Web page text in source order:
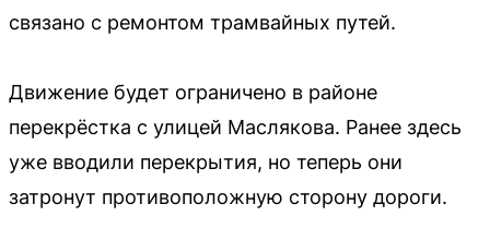
связано с ремонтом трамвайных путей.
Движение будет ограничено в районе
перекрёстка с улицей Маслякова. Ранее здесь
уже вводили перекрытия, но теперь они
затронут противоположную сторону дороги.